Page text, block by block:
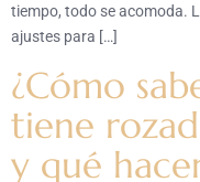
tiempo, todo se acomoda.
ajustes para […]
¿Cómo
tiene
y qué